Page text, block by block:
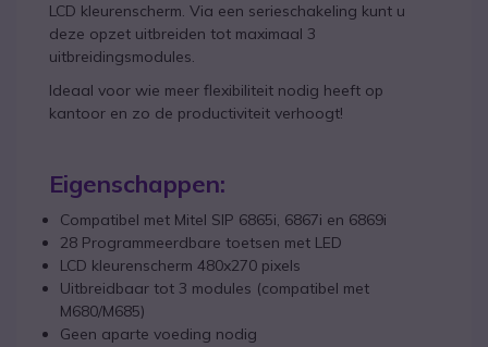
LCD kleurenscherm. Via een serieschakeling kunt u
deze opzet uitbreiden tot maximaal 3
uitbreidingsmodules.
Ideaal voor wie meer flexibiliteit nodig heeft op
kantoor en zo de productiviteit verhoogt!
Eigenschappen:
Compatibel met Mitel SIP 6865i, 6867i en 6869i
28 Programmeerdbare toetsen met LED
LCD kleurenscherm 480x270 pixels
Uitbreidbaar tot 3 modules (compatibel met
M680/M685)
Geen aparte voeding nodig